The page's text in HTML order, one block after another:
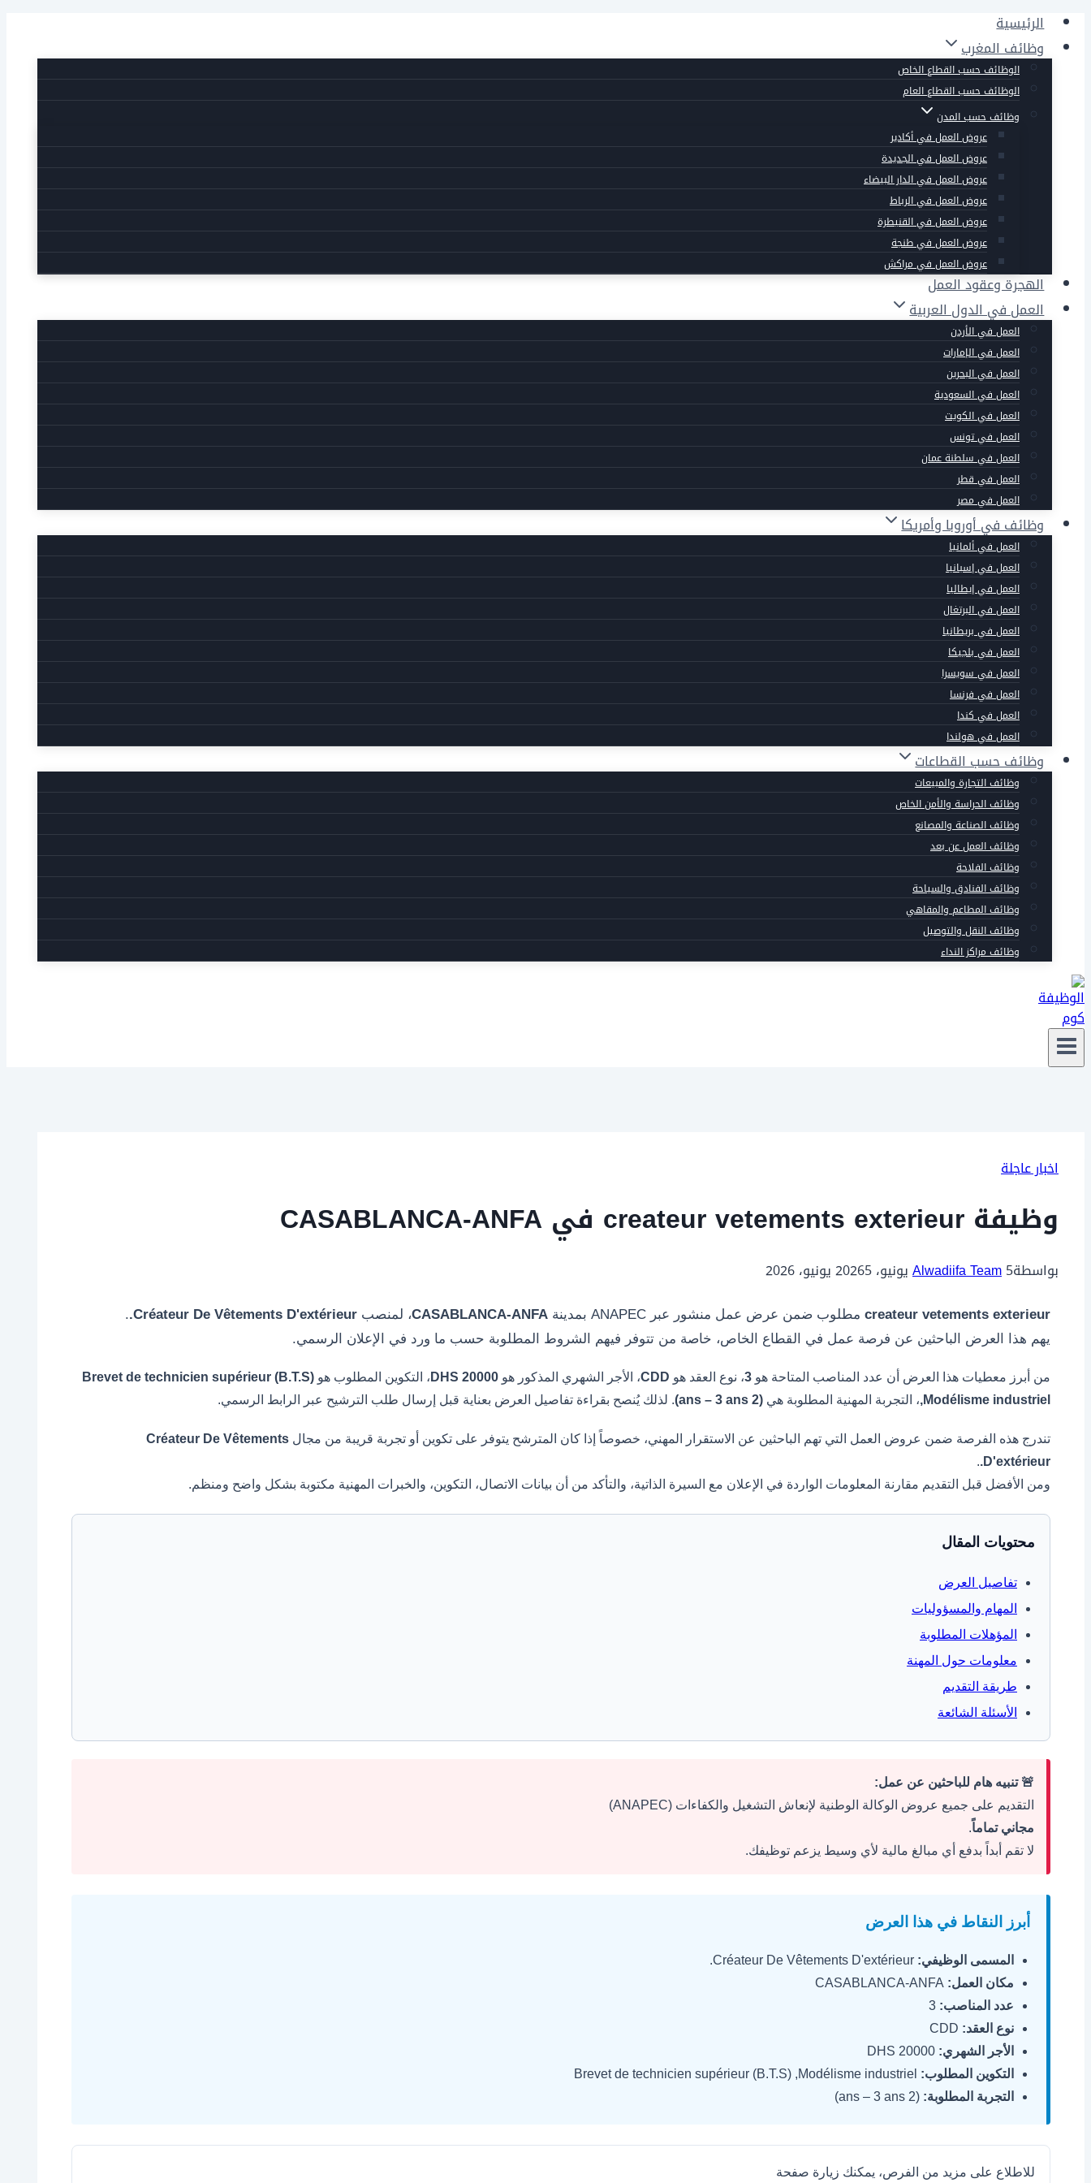
التجاوز
إلى
المحتوى
الرئيسية
وظائف المغرب
الوظائف حسب القطاع الخاص
الوظائف حسب القطاع العام
وظائف حسب المدن
عروض العمل في أكادير
عروض العمل في الجديدة
عروض العمل في الدار البيضاء
عروض العمل في الرباط
عروض العمل في القنيطرة
عروض العمل في طنجة
عروض العمل في مراكش
الهجرة وعقود العمل
العمل في الدول العربية
العمل في الأردن
العمل في الإمارات
العمل في البحرين
العمل في السعودية
العمل في الكويت
العمل في تونس
العمل في سلطنة عمان
العمل في قطر
العمل في مصر
وظائف في أوروبا وأمريكا
العمل في ألمانيا
العمل في إسبانيا
العمل في إيطاليا
العمل في البرتغال
العمل في بريطانيا
العمل في بلجيكا
العمل في سويسرا
العمل في فرنسا
العمل في كندا
العمل في هولندا
وظائف حسب القطاعات
وظائف التجارة والمبيعات
وظائف الحراسة والأمن الخاص
وظائف الصناعة والمصانع
وظائف العمل عن بعد
وظائف الفلاحة
وظائف الفنادق والسياحة
وظائف المطاعم والمقاهي
وظائف النقل والتوصيل
وظائف مراكز النداء
اخبار عاجلة
وظيفة createur vetements exterieur في CASABLANCA-ANFA
بواسطة Alwadiifa Team5 يونيو، 2026 5 يونيو، 2026
createur vetements exterieur مطلوب ضمن عرض عمل منشور عبر ANAPEC بمدينة CASABLANCA-ANFA، لمنصب Créateur De Vêtements D'extérieur.
.
يهم هذا العرض الباحثين عن فرصة عمل في القطاع الخاص، خاصة من تتوفر فيهم الشروط المطلوبة حسب ما ورد في الإعلان الرسمي.
من أبرز معطيات هذا العرض أن عدد المناصب المتاحة هو 3، نوع العقد هو CDD، الأجر الشهري المذكور هو 20000 DHS ، التكوين المطلوب هو Brevet de technicien supérieur (B.T.S)
,Modélisme industriel، التجربة المهنية المطلوبة هي (2 ans – 3 ans) . لذلك يُنصح بقراءة تفاصيل العرض بعناية قبل إرسال طلب الترشيح عبر الرابط الرسمي.
تندرج هذه الفرصة ضمن عروض العمل التي تهم الباحثين عن الاستقرار المهني، خصوصاً إذا كان المترشح يتوفر على تكوين أو تجربة قريبة من مجال Créateur De Vêtements
D'extérieur.
.
ومن الأفضل قبل التقديم مقارنة المعلومات الواردة في الإعلان مع السيرة الذاتية، والتأكد من أن بيانات الاتصال، التكوين، والخبرات المهنية مكتوبة بشكل واضح ومنظم.
محتويات المقال
تفاصيل العرض
المهام والمسؤوليات
المؤهلات المطلوبة
معلومات حول المهنة
طريقة التقديم
الأسئلة الشائعة
🚨 تنبيه هام للباحثين عن عمل:
التقديم على جميع عروض الوكالة الوطنية لإنعاش التشغيل والكفاءات (ANAPEC)
مجاني تماماً.
لا تقم أبداً بدفع أي مبالغ مالية لأي وسيط يزعم توظيفك.
أبرز النقاط في هذا العرض
المسمى الوظيفي:
مكان العمل:
عدد المناصب:
نوع العقد:
الأجر الشهري:
التكوين المطلوب:
التجربة المطلوبة: (2 ans – 3 ans)
للاطلاع على مزيد من الفرص، يمكنك زيارة صفحة